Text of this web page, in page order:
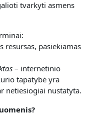
tvarkyti asmens
resursas, pasiekiamas
– internetinio
tapatybė yra
netiesiogiai nustatyta.